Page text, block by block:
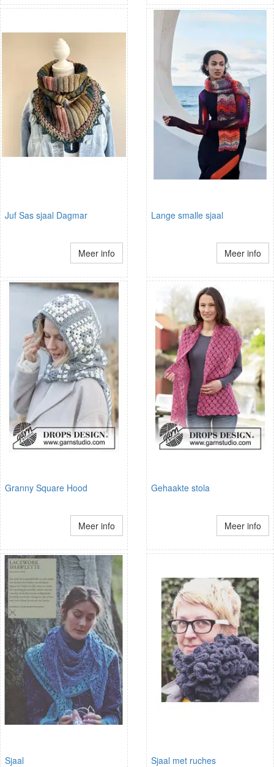
Juf Sas sjaal Dagmar
Meer info
Lange smalle sjaal
Meer info
Granny Square Hood
Meer info
Gehaakte stola
Meer info
Sjaal Sjaal met ruches